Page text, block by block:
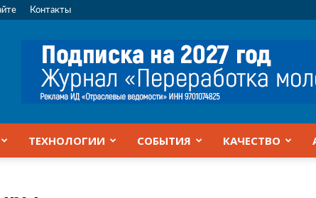
Контакты
ТЕХНОЛОГИИ СОБЫТИЯ КАЧЕСТВО